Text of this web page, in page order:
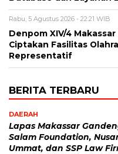
Rabu, 5 Agustus 2026 - 22:21 WIB
Denpom XIV/4
Ciptakan Fasilitas
Representatif
BERITA TERBARU
DAERAH
Lapas Makassar
Salam Foundation,
Ummat, dan SSP Law